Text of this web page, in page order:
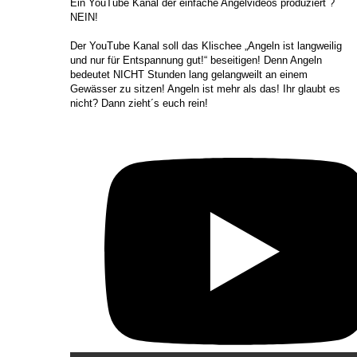
​Ein YouTube Kanal der einfache Angelvideos produziert ?
NEIN!
Der YouTube Kanal soll das Klischee „Angeln ist langweilig
und nur für Entspannung gut!“ beseitigen! Denn Angeln
bedeutet NICHT Stunden lang gelangweilt an einem
Gewässer zu sitzen! Angeln ist mehr als das! Ihr glaubt es
nicht? Dann zieht´s euch rein!